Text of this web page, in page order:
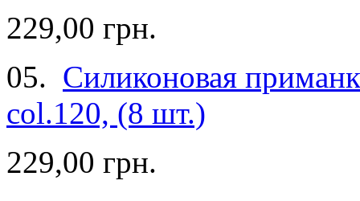
229,00 грн.
05. Силиконовая
col.120, (8 шт.)
229,00 грн.